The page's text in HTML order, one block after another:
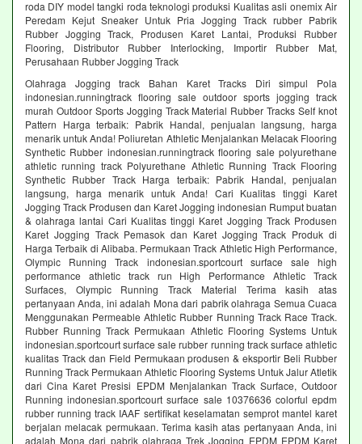
roda DIY model tangki roda teknologi produksi Kualitas asli onemix Air
Peredam Kejut Sneaker Untuk Pria Jogging Track rubber Pabrik
Rubber Jogging Track, Produsen Karet Lantai, Produksi Rubber
Flooring, Distributor Rubber Interlocking, Importir Rubber Mat,
Perusahaan Rubber Jogging Track
Olahraga Jogging track Bahan Karet Tracks Diri simpul Pola
indonesian.runningtrack flooring sale outdoor sports jogging track
murah Outdoor Sports Jogging Track Material Rubber Tracks Self knot
Pattern Harga terbaik: Pabrik Handal, penjualan langsung, harga
menarik untuk Anda! Poliuretan Athletic Menjalankan Melacak Flooring
Synthetic Rubber indonesian.runningtrack flooring sale polyurethane
athletic running track Polyurethane Athletic Running Track Flooring
Synthetic Rubber Track Harga terbaik: Pabrik Handal, penjualan
langsung, harga menarik untuk Anda! Cari Kualitas tinggi Karet
Jogging Track Produsen dan Karet Jogging indonesian Rumput buatan
& olahraga lantai Cari Kualitas tinggi Karet Jogging Track Produsen
Karet Jogging Track Pemasok dan Karet Jogging Track Produk di
Harga Terbaik di Alibaba. Permukaan Track Athletic High Performance,
Olympic Running Track indonesian.sportcourt surface sale high
performance athletic track run High Performance Athletic Track
Surfaces, Olympic Running Track Material Terima kasih atas
pertanyaan Anda, ini adalah Mona dari pabrik olahraga Semua Cuaca
Menggunakan Permeable Athletic Rubber Running Track Race Track.
Rubber Running Track Permukaan Athletic Flooring Systems Untuk
indonesian.sportcourt surface sale rubber running track surface athletic
kualitas Track dan Field Permukaan produsen & eksportir Beli Rubber
Running Track Permukaan Athletic Flooring Systems Untuk Jalur Atletik
dari Cina Karet Presisi EPDM Menjalankan Track Surface, Outdoor
Running indonesian.sportcourt surface sale 10376636 colorful epdm
rubber running track IAAF sertifikat keselamatan semprot mantel karet
berjalan melacak permukaan. Terima kasih atas pertanyaan Anda, ini
adalah Mona dari pabrik olahraga Trek Jogging EPDM EPDM Karet